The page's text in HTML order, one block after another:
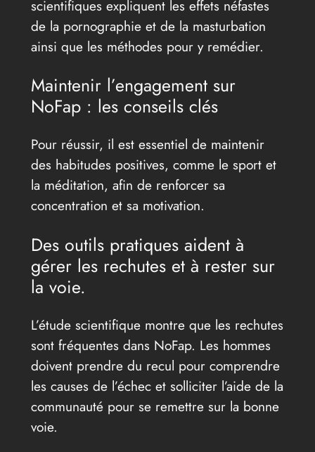
scientifiques expliquent les effets néfastes
de la pornographie et de la masturbation
ainsi que les méthodes pour y remédier.
Maintenir l’engagement sur
NoFap : les conseils clés
Pour réussir, il est essentiel de maintenir
des habitudes positives, comme le sport et
la méditation, afin de renforcer sa
concentration et sa motivation.
Des outils pratiques aident à
gérer les rechutes et à rester sur
la voie.
L’étude scientifique montre que les rechutes
sont fréquentes dans NoFap. Les hommes
doivent prendre du recul pour comprendre
les causes de l’échec et solliciter l’aide de la
communauté pour se remettre sur la bonne
voie.